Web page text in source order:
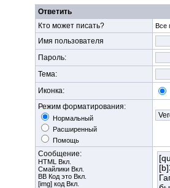
Ответить
Кто может писать?
Все
Имя пользователя
Пароль:
Тема:
Иконка:
Режим форматирования:
Нормальный
Расширенный
Помощь
Сообщение:
HTML Вкл.
Смайлики Вкл.
BB Кодэто Вкл.
[img] код Вкл.